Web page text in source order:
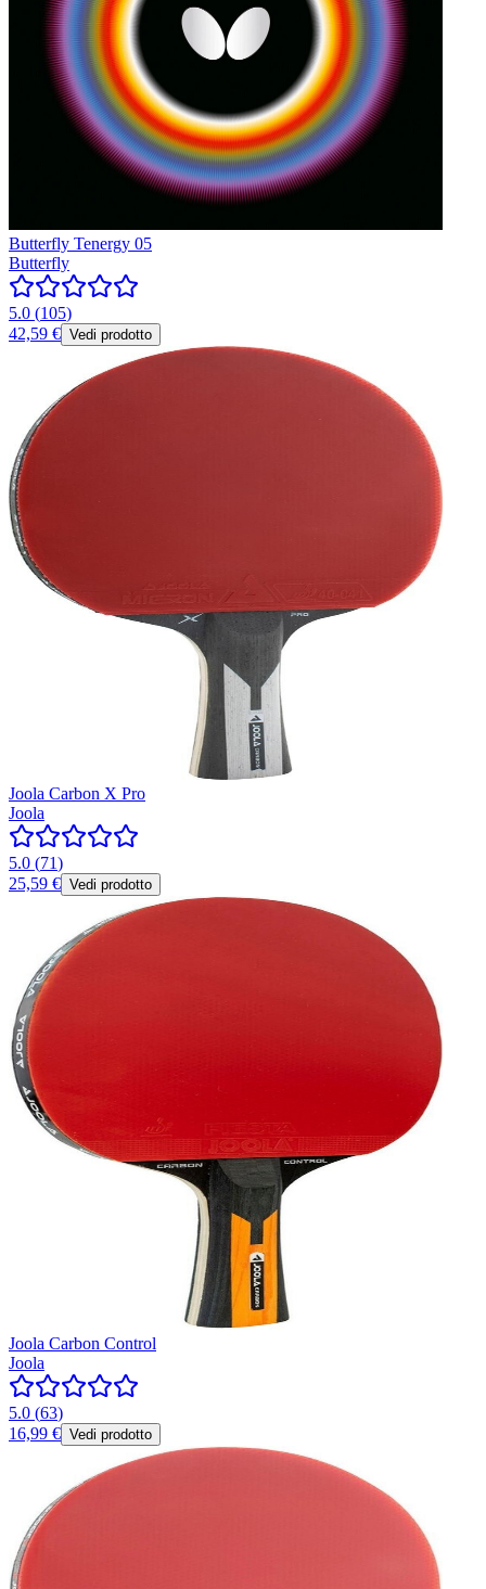
Butterfly Tenergy 05
Butterfly
5.0 (105)
42,59 € Vedi prodotto
Joola Carbon X Pro
Joola
5.0 (71)
25,59 € Vedi prodotto
Joola Carbon Control
Joola
5.0 (63)
16,99 € Vedi prodotto